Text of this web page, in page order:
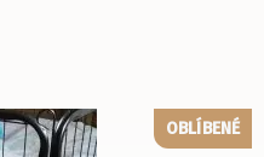
OBLÍBENÉ